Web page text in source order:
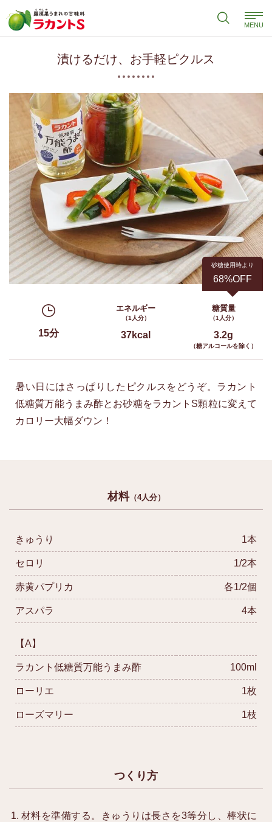
MENU
漬けるだけ、お手軽ピクルス
砂糖使用時より
68%OFF
15分
エネルギー
（1人分）
37kcal
糖質量
（1人分）
3.2g
（糖アルコールを除く）
暑い日にはさっぱりしたピクルスをどうぞ。ラカント
低糖質万能うまみ酢とお砂糖をラカントS顆粒に変えて
カロリー大幅ダウン！
材料（4人分）
きゅうり 1本
セロリ 1/2本
赤黄パプリカ 各1/2個
アスパラ 4本
【A】
ラカント低糖質万能うまみ酢 100ml
ローリエ 1枚
ローズマリー 1枝
つくり方
材料を準備する。きゅうりは長さを3等分し、棒状に